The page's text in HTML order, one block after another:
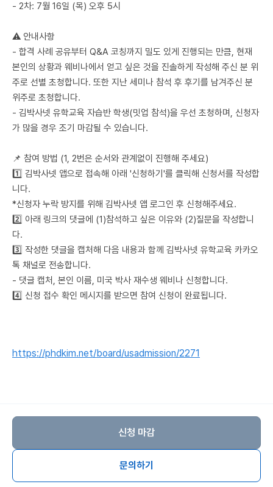
- 2차: 7월 16일 (목) 오후 5시
⚠️ 안내사항
- 합격 사례 공유부터 Q&A 코칭까지 밀도 있게 진행되는 만큼, 현재
본인의 상황과 웨비나에서 얻고 싶은 것을 진솔하게 작성해 주신 분 위
주로 선별 초청합니다. 또한 지난 세미나 참석 후 후기를 남겨주신 분
위주로 초청합니다.
- 김박사넷 유학교육 자습반 학생(밋업 참석)을 우선 초청하며, 신청자
가 많을 경우 조기 마감될 수 있습니다.
📌 참여 방법 (1, 2번은 순서와 관계없이 진행해 주세요)
1️⃣ 김박사넷 앱으로 접속해 아래 '신청하기'를 클릭해 신청서를 작성합
니다.
*신청자 누락 방지를 위해 김박사넷 앱 로그인 후 신청해주세요.
2️⃣ 아래 링크의 댓글에 (1)참석하고 싶은 이유와 (2)질문을 작성합니
다.
3️⃣ 작성한 댓글을 캡처해 다음 내용과 함께 김박사넷 유학교육 카카오
톡 채널로 전송합니다.
- 댓글 캡처, 본인 이름, 미국 박사 재수생 웨비나 신청합니다.
4️⃣ 신청 접수 확인 메시지를 받으면 참여 신청이 완료됩니다.
https://phdkim.net/board/usadmission/2271
신청 마감
문의하기